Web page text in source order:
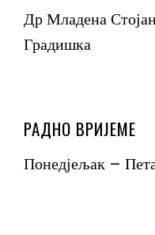
Др Младена
Градишка
РАДНО ВРИЈЕМЕ
Понедјељак –